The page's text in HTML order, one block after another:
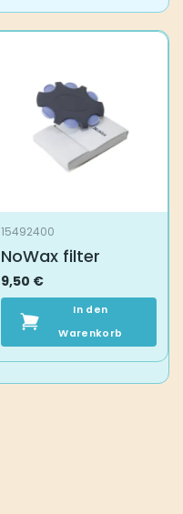
15492400
NoWax filter
9,50 €
In den
Warenkorb